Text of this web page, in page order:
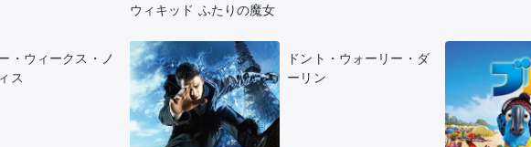
ウィキッド ふたりの魔女
・ウィークス・ノ
ス
ドント・ウォーリー・ダ
ーリン